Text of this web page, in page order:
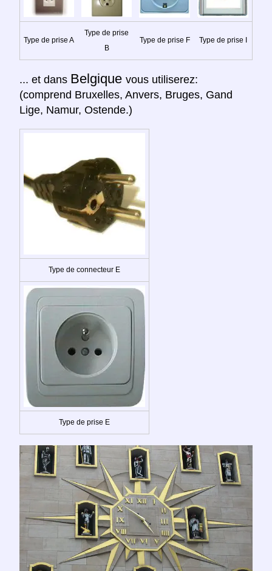
Type de prise A
Type de prise
B
Type de prise F Type de prise I
... et dans Belgique vous utiliserez:
(comprend Bruxelles, Anvers, Bruges, Gand
Lige, Namur, Ostende.)
Type de connecteur E
Type de prise E